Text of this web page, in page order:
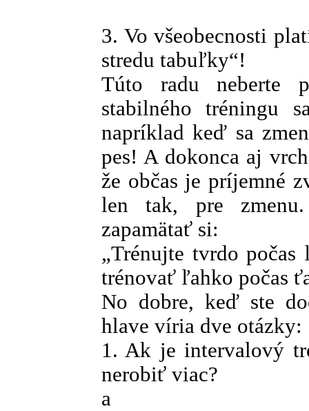
3. Vo všeobecnosti
stredu tabuľky“!
Túto radu neberte
stabilného tréningu
napríklad keď sa
pes! A dokonca aj
že občas je príjemné
len tak, pre
zapamätať si:
„Trénujte tvrdo
trénovať ľahko počas
No dobre, keď ste
hlave víria dve otázky:
1. Ak je intervalový
nerobiť viac?
a